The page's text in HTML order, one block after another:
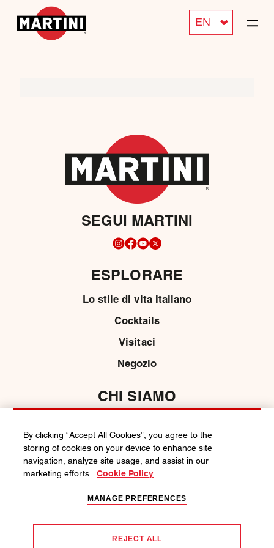
EN
SEGUI MARTINI
ESPLORARE
Lo stile di vita Italiano
Cocktails
Visitaci
Negozio
CHI SIAMO
Media
TERMINI E CONDIZIONI
By clicking “Accept All Cookies”, you agree to the
storing of cookies on your device to enhance site
navigation, analyze site usage, and assist in our
marketing efforts.
Cookie Policy
MANAGE PREFERENCES
REJECT ALL